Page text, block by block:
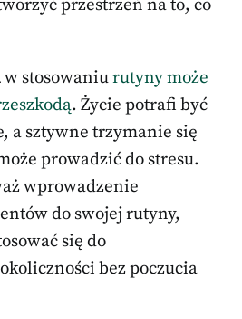
przestrzeń na to, co
w stosowaniurutyny może
. Życie potrafi być
a sztywne trzymanie się
prowadzić do stresu.
wprowadzenie
do swojej rutyny,
się do
bez poczucia